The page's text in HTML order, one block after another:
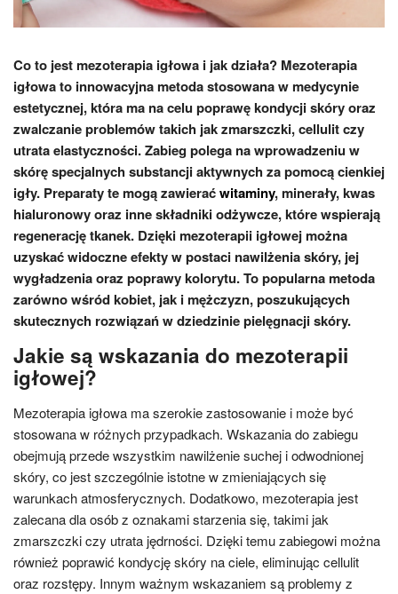
Co to jest mezoterapia igłowa i jak działa? Mezoterapia
igłowa to innowacyjna metoda stosowana w medycynie
estetycznej, która ma na celu poprawę kondycji skóry oraz
zwalczanie problemów takich jak zmarszczki, cellulit czy
utrata elastyczności. Zabieg polega na wprowadzeniu w
skórę specjalnych substancji aktywnych za pomocą cienkiej
igły. Preparaty te mogą zawieraćwitaminy, minerały, kwas
hialuronowy oraz inne składniki odżywcze, które wspierają
regenerację tkanek. Dzięki mezoterapii igłowej można
uzyskać widoczne efekty w postaci nawilżenia skóry, jej
wygładzenia oraz poprawy kolorytu. To popularna metoda
zarówno wśród kobiet, jak i mężczyzn, poszukujących
skutecznych rozwiązań w dziedzinie pielęgnacji skóry.
Jakie są wskazania do mezoterapii
igłowej?
Mezoterapia igłowa ma szerokie zastosowanie i może być
stosowana w różnych przypadkach. Wskazania do zabiegu
obejmują przede wszystkim nawilżenie suchej i odwodnionej
skóry, co jest szczególnie istotne w zmieniających się
warunkach atmosferycznych. Dodatkowo, mezoterapia jest
zalecana dla osób z oznakami starzenia się, takimi jak
zmarszczki czy utrata jędrności. Dzięki temu zabiegowi można
również poprawić kondycję skóry na ciele, eliminując cellulit
oraz rozstępy. Innym ważnym wskazaniem są problemy z